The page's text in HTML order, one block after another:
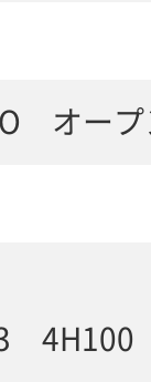
オープ
4H100